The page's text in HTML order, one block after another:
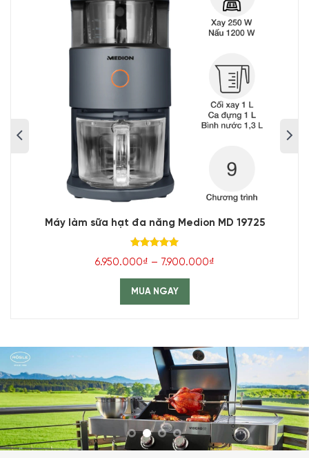
Máy làm sữa hạt đa năng Medion MD 19725
Được xếp
hạng
5.00
6.950.000₫ – 7.900.000₫
MUA NGAY